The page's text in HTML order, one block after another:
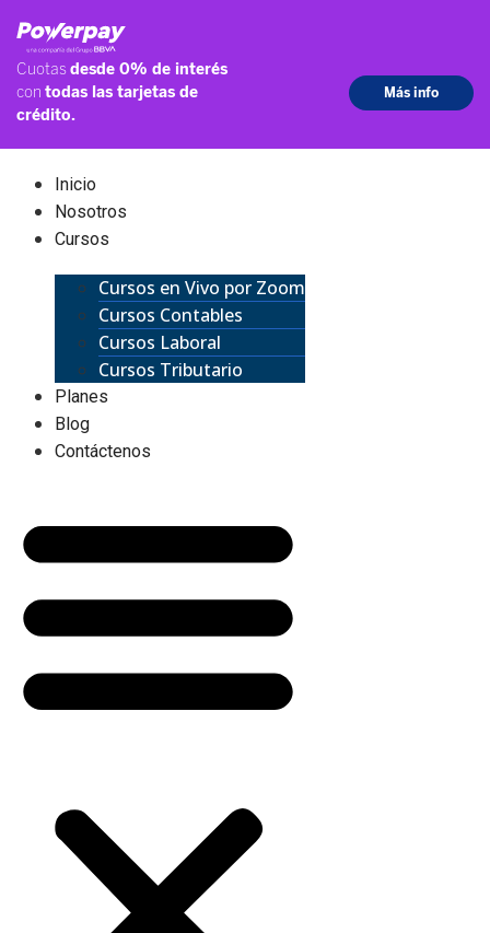
Inicio
Nosotros
Cursos
Cursos en Vivo por Zoom
Cursos Contables
Cursos Laboral
Cursos Tributario
Planes
Blog
Contáctenos